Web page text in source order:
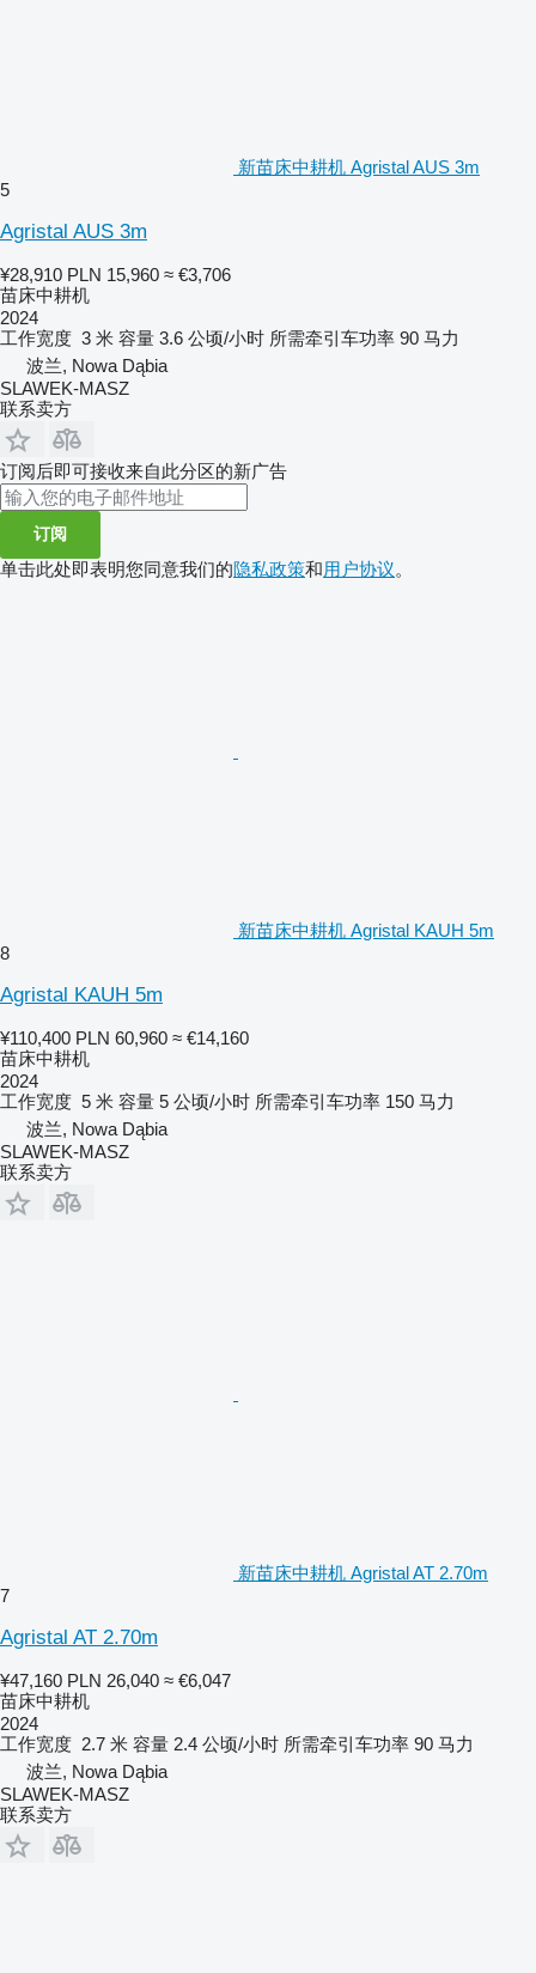
新苗床中耕机 Agristal AUS 3m
5
Agristal AUS 3m
¥28,910 PLN 15,960 ≈ €3,706
苗床中耕机
2024
工作宽度 3 米 容量 3.6 公顷/小时 所需牵引车功率 90 马力
波兰, Nowa Dąbia
SLAWEK-MASZ
联系卖方
订阅后即可接收来自此分区的新广告
订阅
单击此处即表明您同意我们的隐私政策和用户协议。
新苗床中耕机 Agristal KAUH 5m
8
Agristal KAUH 5m
¥110,400 PLN 60,960 ≈ €14,160
苗床中耕机
2024
工作宽度 5 米 容量 5 公顷/小时 所需牵引车功率 150 马力
波兰, Nowa Dąbia
SLAWEK-MASZ
联系卖方
新苗床中耕机 Agristal AT 2.70m
7
Agristal AT 2.70m
¥47,160 PLN 26,040 ≈ €6,047
苗床中耕机
2024
工作宽度 2.7 米 容量 2.4 公顷/小时 所需牵引车功率 90 马力
波兰, Nowa Dąbia
SLAWEK-MASZ
联系卖方